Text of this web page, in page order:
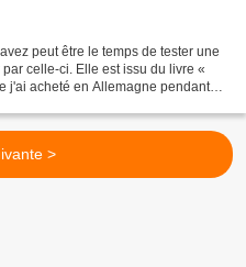
peut être le temps de tester une
celle-ci. Elle est issu du livre «
j'ai acheté en Allemagne pendant
>